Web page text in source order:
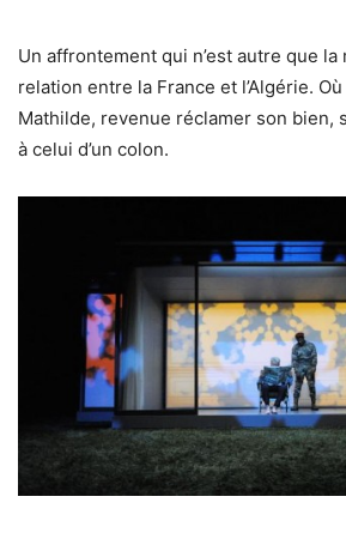
Un affrontement qui n’est autre que
relation entre la France et l’Algérie. Où
Mathilde, revenue réclamer son bien,
à celui d’un colon.